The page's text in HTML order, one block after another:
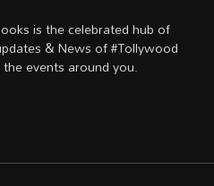
is the celebrated hub of
& News of #Tollywood
events around you.